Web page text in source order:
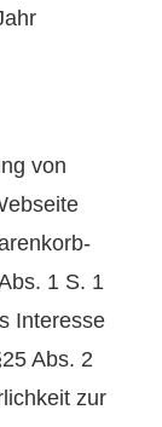
von
1 S. 1
Interesse
Abs. 2
zur